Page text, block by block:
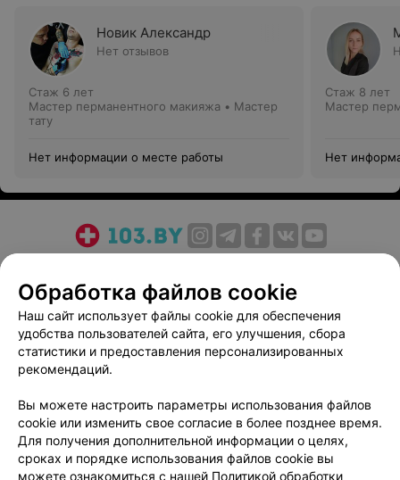
Новик Александр
Нет отзывов
Стаж 6 лет
Мастер перманентного макияжа • Мастер
тату
Нет информации о месте работы
Стаж 8 лет
Мастер
Нет
Медицинский маркетинг
Публичный договор
Пользовательское соглашение
Способы оплаты
Вакансии
Партнеры
Написать руководителю 103.by
Персональные настройки cookie
Обработка персональных данных
Обработка файлов cookie
Наш сайт использует файлы cookie для обеспечения
удобства пользователей сайта, его улучшения, сбора
статистики и предоставления персонализированных
рекомендаций.
Вы можете настроить параметры использования файлов
cookie или изменить свое согласие в более позднее время.
Для получения дополнительной информации о целях,
сроках и порядке использования файлов cookie вы
можете ознакомиться с нашей Политикой обработки